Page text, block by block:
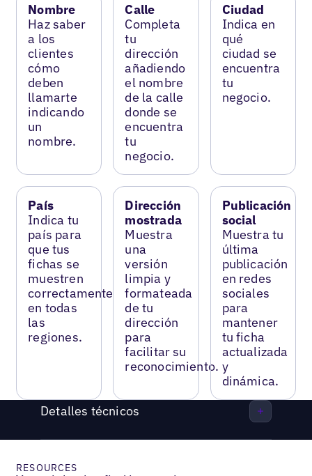
Nombre
Haz saber
a los
clientes
cómo
deben
llamarte
indicando
un
nombre.
Calle
Completa
tu
dirección
añadiendo
el nombre
de la calle
donde se
encuentra
tu
negocio.
Ciudad
Indica en
qué
ciudad se
encuentra
tu
negocio.
País
Indica tu
país para
que tus
fichas se
muestren
correctamente
en todas
las
regiones.
Dirección
mostrada
Muestra
una
versión
limpia y
formateada
de tu
dirección
para
facilitar su
reconocimiento.
Publicación
social
Muestra tu
última
publicación
en redes
sociales
para
mantener
tu ficha
actualizada
y
dinámica.
Detalles técnicos
RESOURCES